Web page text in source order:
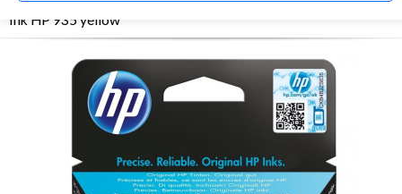
Ink HP 935 yellow